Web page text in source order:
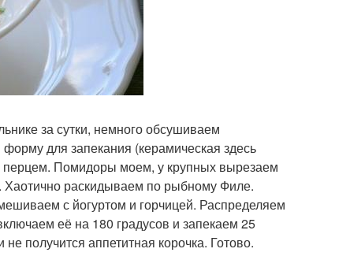
за сутки, немного обсушиваем
для запекания (керамическая здесь
Помидоры моем, у крупных вырезаем
раскидываем по рыбному Филе.
с йогуртом и горчицей. Распределяем
её на 180 градусов и запекаем 25
получится аппетитная корочка. Готово.